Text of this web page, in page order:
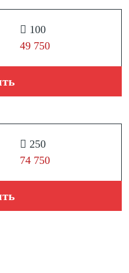
100
49 750
250
74 750